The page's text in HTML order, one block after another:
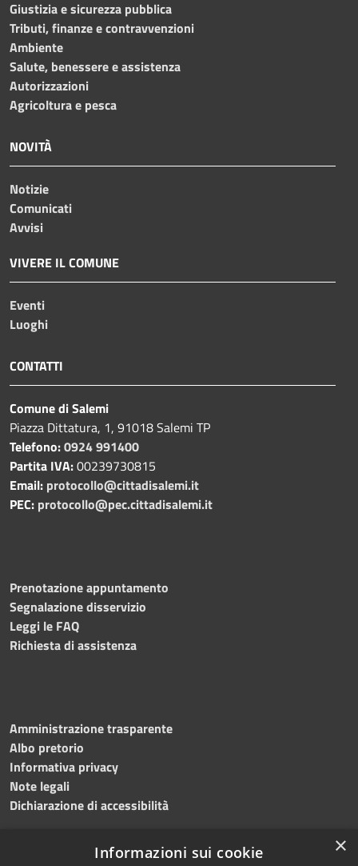
Giustizia e sicurezza pubblica
Tributi, finanze e contravvenzioni
Ambiente
Salute, benessere e assistenza
Autorizzazioni
Agricoltura e pesca
NOVITÀ
Notizie
Comunicati
Avvisi
VIVERE IL COMUNE
Eventi
Luoghi
CONTATTI
Comune di Salemi
Piazza Dittatura, 1, 91018 Salemi TP
Telefono:0924 991400
Partita IVA:00239730815
Email: protocollo@cittadisalemi.it
PEC: protocollo@pec.cittadisalemi.it
Prenotazione appuntamento
Segnalazione disservizio
Leggi le FAQ
Richiesta di assistenza
Amministrazione trasparente
Albo pretorio
Informativa privacy
Note legali
Dichiarazione di accessibilità
×
Informazioni sui cookie